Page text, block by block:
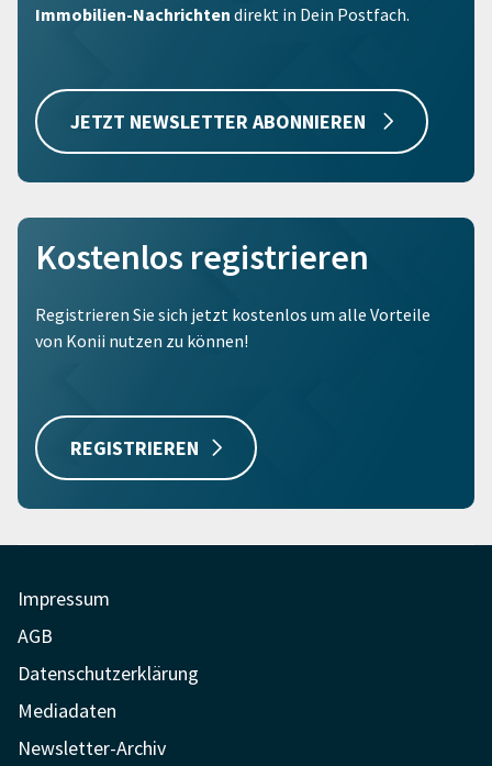
Immobilien-Nachrichten direkt in Dein Postfach.
JETZT NEWSLETTER ABONNIEREN
Kostenlos registrieren
Registrieren Sie sich jetzt kostenlos um alle Vorteile
von Konii nutzen zu können!
REGISTRIEREN
Impressum
AGB
Datenschutzerklärung
Mediadaten
Newsletter-Archiv